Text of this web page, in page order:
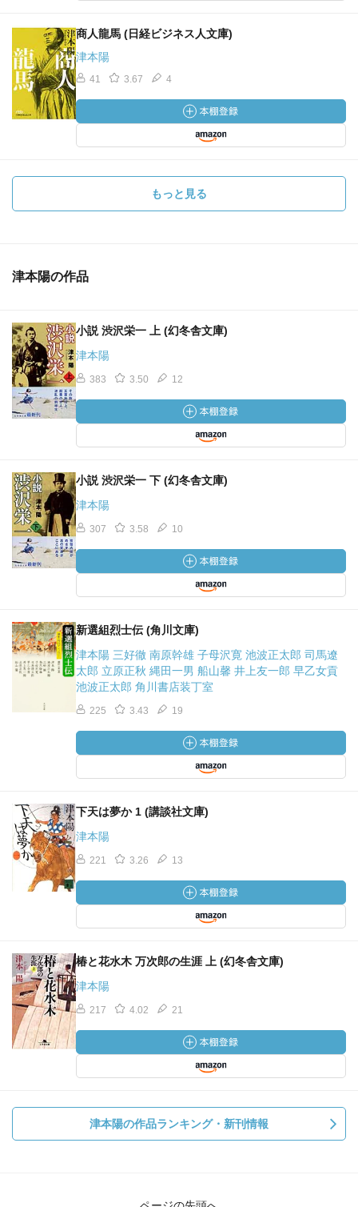
商人龍馬 (日経ビジネス人文庫)
津本陽
41 3.67 4
もっと見る
津本陽の作品
小説 渋沢栄一 上 (幻冬舎文庫)
津本陽
383 3.50 12
小説 渋沢栄一 下 (幻冬舎文庫)
津本陽
307 3.58 10
新選組烈士伝 (角川文庫)
津本陽 三好徹 南原幹雄 子母沢寛 池波正太郎 司馬遼
太郎 立原正秋 縄田一男 船山馨 井上友一郎 早乙女貢
池波正太郎 角川書店装丁室
225 3.43 19
下天は夢か 1 (講談社文庫)
津本陽
221 3.26 13
椿と花水木 万次郎の生涯 上 (幻冬舎文庫)
津本陽
217 4.02 21
津本陽の作品ランキング・新刊情報